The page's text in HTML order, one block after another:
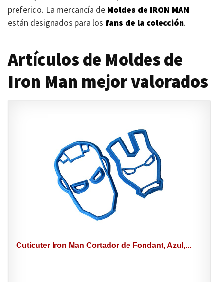
preferido. La mercancía de Moldes de IRON MAN
están designados para los fans de la colección.
Artículos de Moldes de
Iron Man mejor valorados
Cuticuter Iron Man Cortador de Fondant, Azul,...